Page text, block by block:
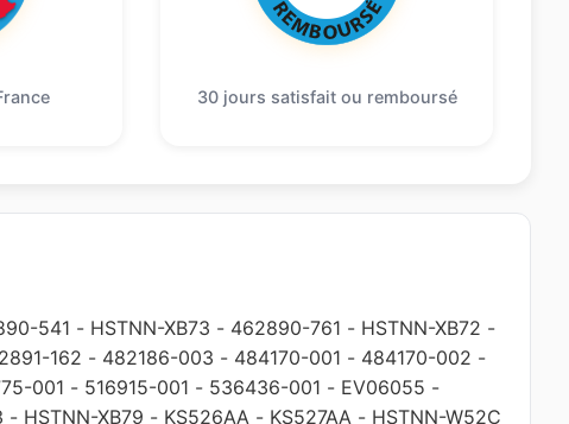
30 jours satisfait ou remboursé
541 - HSTNN-XB73 - 462890-761 - HSTNN-XB72 -
162 - 482186-003 - 484170-001 - 484170-002 -
001 - 516915-001 - 536436-001 - EV06055 -
- HSTNN-XB79 - KS526AA - KS527AA - HSTNN-W52C